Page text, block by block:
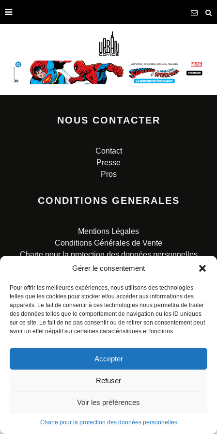
Gérer le consentement
Pour offrir les meilleures expériences, nous utilisons des technologies
telles que les cookies pour stocker et/ou accéder aux informations des
appareils. Le fait de consentir à ces technologies nous permettra de traiter
des données telles que le comportement de navigation ou les ID uniques
sur ce site. Le fait de ne pas consentir ou de retirer son consentement peut
avoir un effet négatif sur certaines caractéristiques et fonctions.
Accepter
Refuser
Voir les préférences
Charte pour la protection des données personnelles
NOUS CONTACTER
Contact
Presse
Pros
CONDITIONS GENERALES
Mentions Légales
Conditions Générales de Vente
Charte pour la protection des données personnelles
© ALL RIGHTS RESERVED. URBAN COMICS POUR LES
ÉDITIONS FRANÇAISES.